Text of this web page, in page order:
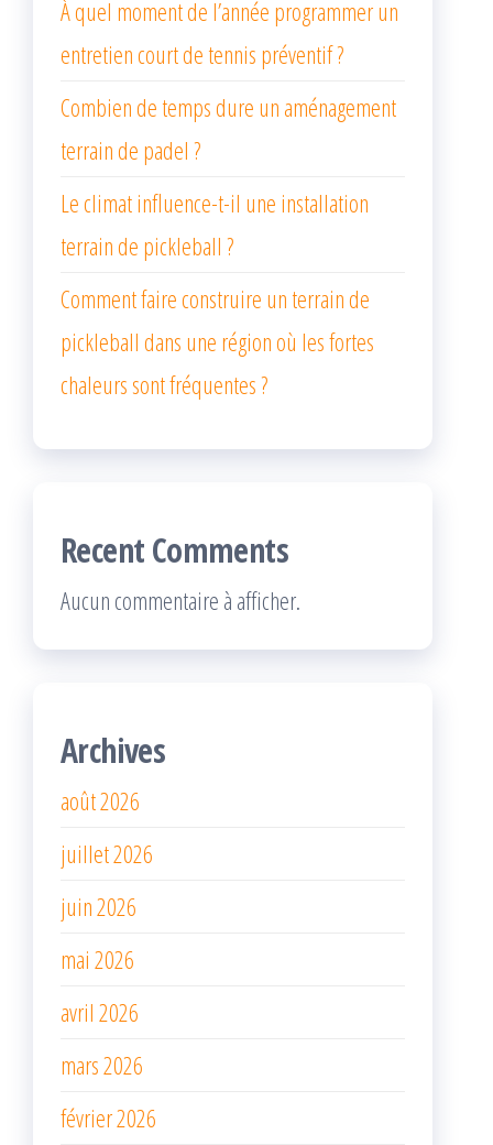
À quel moment de l’année programmer un
entretien court de tennis préventif ?
Combien de temps dure un aménagement
terrain de padel ?
Le climat influence-t-il une installation
terrain de pickleball ?
Comment faire construire un terrain de
pickleball dans une région où les fortes
chaleurs sont fréquentes ?
Recent Comments
Aucun commentaire à afficher.
Archives
août 2026
juillet 2026
juin 2026
mai 2026
avril 2026
mars 2026
février 2026